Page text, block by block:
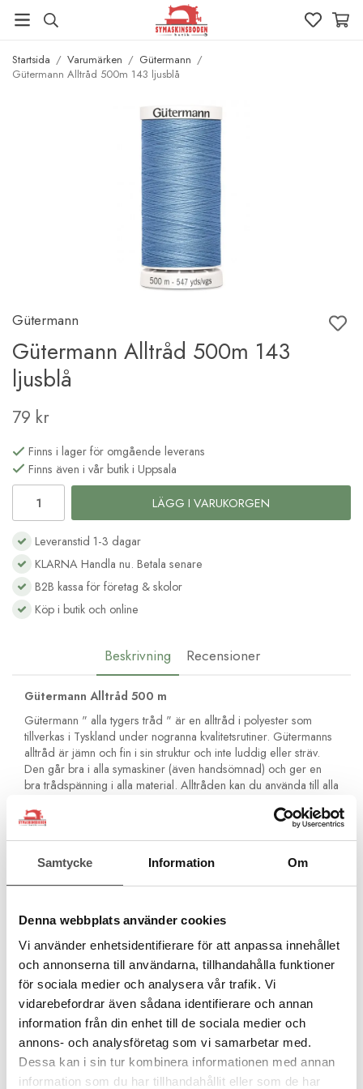
Samtycke Information Om
Denna webbplats använder cookies
Vi använder enhetsidentifierare för att anpassa innehållet
och annonserna till användarna, tillhandahålla funktioner
för sociala medier och analysera vår trafik. Vi
vidarebefordrar även sådana identifierare och annan
information från din enhet till de sociala medier och
annons- och analysföretag som vi samarbetar med.
Dessa kan i sin tur kombinera informationen med annan
information som du har tillhandahållit eller som de har
Startsida / Varumärken / Gütermann /
Gütermann Alltråd 500m 143 ljusblå
Gütermann
Gütermann Alltråd 500m 143
ljusblå
79 kr
Finns i lager för omgående leverans
Finns även i vår butik i Uppsala
LÄGG I VARUKORGEN
Leveranstid 1-3 dagar
KLARNA Handla nu. Betala senare
B2B kassa för företag & skolor
Köp i butik och online
Beskrivning Recensioner
Gütermann Alltråd 500 m
Gütermann " alla tygers tråd " är en alltråd i polyester som
tillverkas i Tyskland under nogranna kvalitetsrutiner. Gütermanns
alltråd är jämn och fin i sin struktur och inte luddig eller sträv.
Den går bra i alla symaskiner (även handsömnad) och ger en
bra trådspänning i alla material. Alltråden kan du använda till alla
åren. Den är även något elastisk för extra hållbarhet.
Är ditt tyg nytt och det är ett tyg som krymper så
rekommenderar vi att du tvättar det innan du syr i det. Tråden
krymper inte! Du kan inte använda polyestertråd ifall du skall
färga om plagget!
För alla material och sömmar
Inga olika tjocka partier. Jämn kvalitet för perfekta stygn
För overlocksömmar och kastsömmar
För förstärkta sömmar och fällsömmar
För knapphål och knappsömnad
För fina ornamentstygn och dekorsömmar
Åldersbeständig och håller med tiden
Rekommenderad nål Universal Nr 70-90